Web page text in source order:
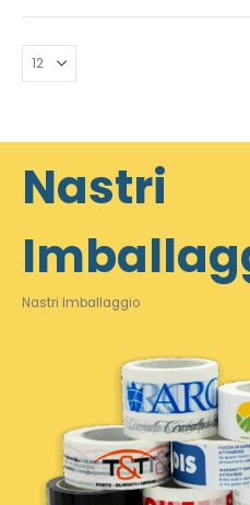
Nastri
Nastri Imballaggio